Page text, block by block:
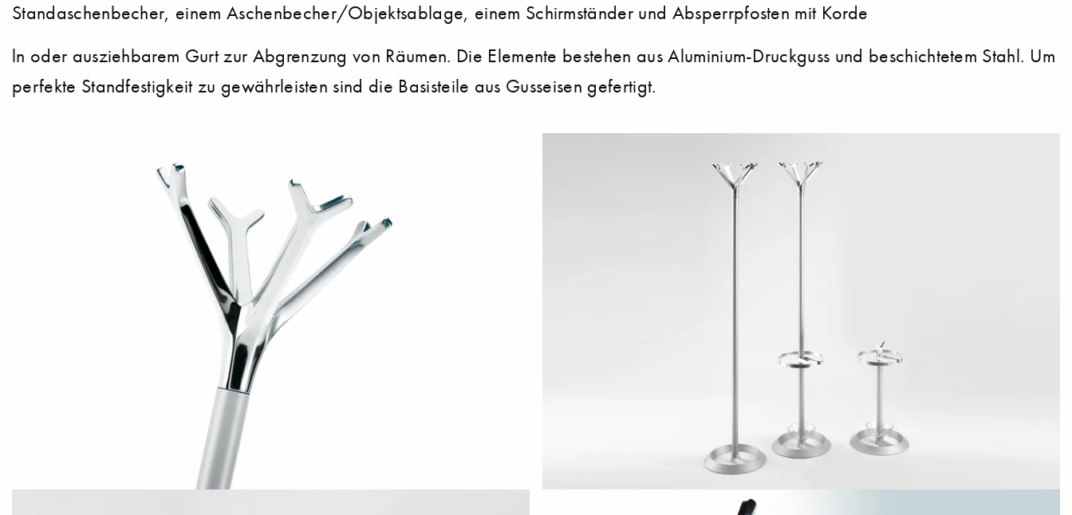
Standaschenbecher, einem Aschenbecher/Objektsablage, einem Schirmständer und Absperrpfosten mit Korde
ln oder ausziehbarem Gurt zur Abgrenzung von Räumen. Die Elemente bestehen aus Aluminium-Druckguss und beschichtetem Stahl. Um
perfekte Standfestigkeit zu gewährleisten sind die Basisteile aus Gusseisen gefertigt.